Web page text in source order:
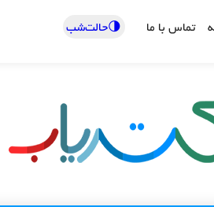
تماس با ما 🌗حالت‌شب